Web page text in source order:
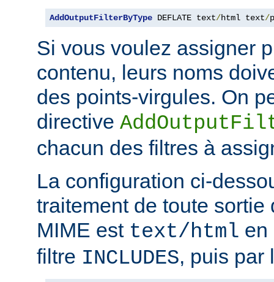
AddOutputFilterByType DEFLATE text/html text/
Si vous voulez assigner
contenu, leurs noms
des points-virgules. On
directive
chacun des filtres à
La configuration ci-
traitement de toute sortie
MIME est text/html en
filtre INCLUDES, puis par